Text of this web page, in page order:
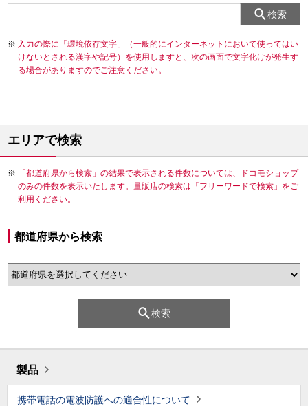
検索
入力の際に「環境依存文字」（一般的にインターネットにおいて使ってはい
けないとされる漢字や記号）を使用しますと、次の画面で文字化けが発生す
る場合がありますのでご注意ください。
エリアで検索
「都道府県から検索」の結果で表示される件数については、ドコモショップ
のみの件数を表示いたします。量販店の検索は「フリーワードで検索」をご
利用ください。
都道府県から検索
検索
製品
携帯電話の電波防護への適合性について